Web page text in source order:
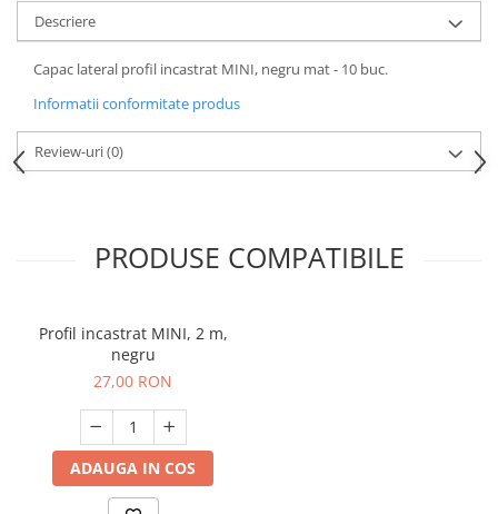
Descriere
Capac lateral profil incastrat MINI, negru mat - 10 buc.
Informatii conformitate produs
Review-uri(0)
PRODUSE COMPATIBILE
Profil incastrat MINI, 2 m,
negru
27,00 RON
ADAUGA IN COS